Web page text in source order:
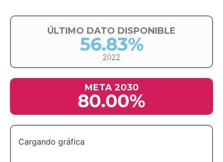
ÚLTIMO DATO DISPONIBLE
56.83%
2022
META 2030
80.00%
Cargando gráfica